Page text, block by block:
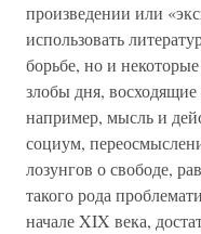
произведении или
использовать
борьбе, но и
злобы дня,
например, мысль и
социум,
лозунгов о свободе,
такого рода
начале XIX века,